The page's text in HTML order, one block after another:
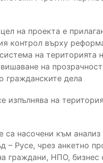
на проекта е
контрол върху
на територията
на
гражданските дела
изпълнява на
са насочени към анализ
– Русе, чрез анкетно
граждани, НПО, бизнес